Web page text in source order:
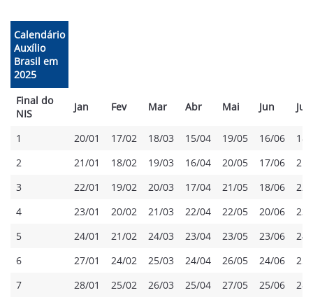
Calendário
Auxílio
Brasil em
2025
Final do
NIS
Jan Fev Mar Abr Mai Jun Jul
1 20/01 17/02 18/03 15/04 19/05 16/06
2
21/01 18/02 19/03 16/04 20/05 17/06
21/
3
22/01 19/02 20/03 17/04 21/05 18/06
22/
4
23/01 20/02 21/03 22/04 22/05 20/06
23/
5
24/01 21/02 24/03 23/04 23/05 23/06
24/
6
27/01 24/02 25/03 24/04 26/05 24/06
25/
7
28/01 25/02 26/03 25/04 27/05 25/06
28/